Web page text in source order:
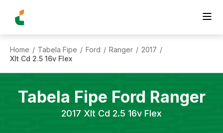
Home / Tabela Fipe / Ford / Ranger / 2017 /
Xlt Cd 2.5 16v Flex
Tabela Fipe Ford Ranger
2017 Xlt Cd 2.5 16v Flex